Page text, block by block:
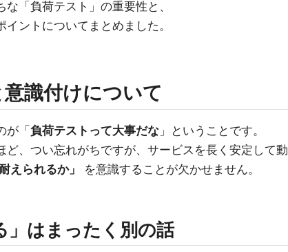
「負荷テスト」の重要性と、
ントについてまとめました。
識付けについて
が「 負荷テストって大事だな 」ということです。
、つい忘れがちですが、サービスを長く安定して動
えられるか」 を意識することが欠かせません。
」はまったく別の話